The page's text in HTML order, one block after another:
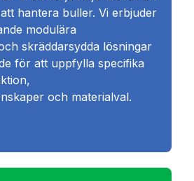
hantera buller. Vi erbjuder
modulära
skräddarsydda lösningar
för att uppfylla specifika
och materialval.